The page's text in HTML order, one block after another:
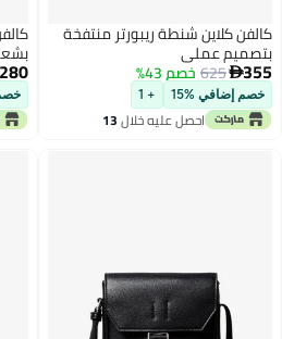
كالفن كلاين شنطة ريبورتر منتفخة
بتصميم عملي
355
625خصم 43%
خصم إضافي %15 + 1
احصل عليه خلال13
اغسطس
بشعار
280
خصم